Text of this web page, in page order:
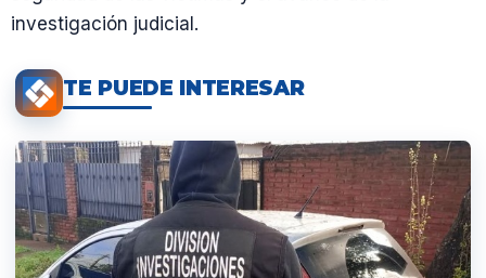
investigación judicial.
TE PUEDE INTERESAR